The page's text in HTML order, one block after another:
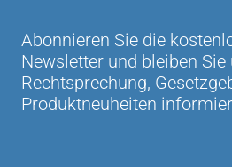
Abonnieren Sie die
Newsletter und bleiben
Rechtsprechung,
Produktneuheiten